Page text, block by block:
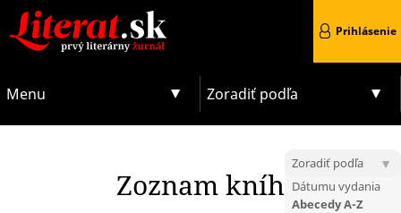
Menu Zoradiť podľa
Prihlásenie
Zoznam kníh
Zoradiť podľa
Dátumu vydania
Abecedy A-Z